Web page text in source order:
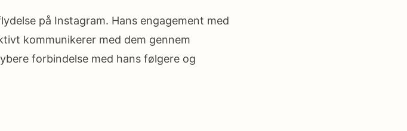
på Instagram. Hans engagement med
kommunikerer med dem gennem
forbindelse med hans følgere og